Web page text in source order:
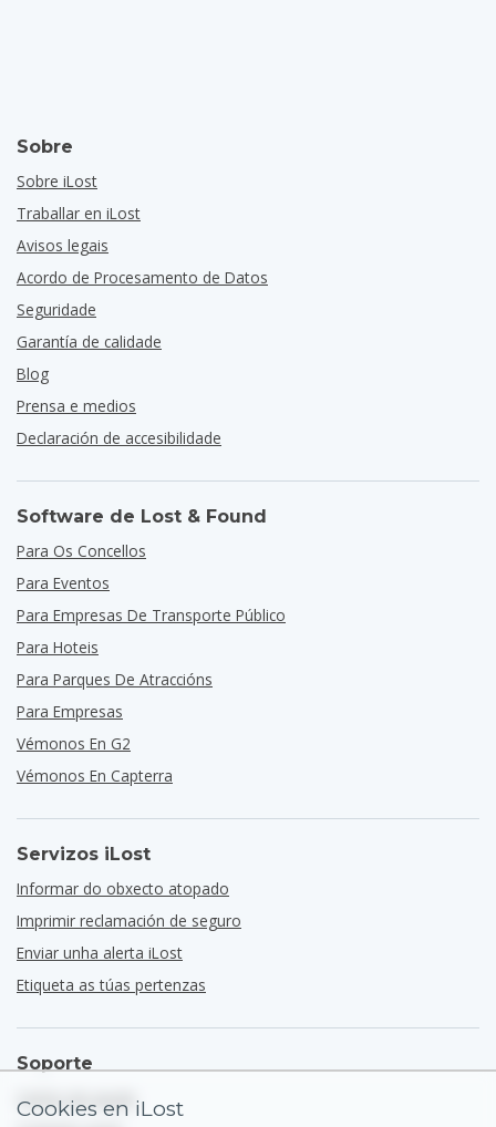
Sobre
Sobre iLost
Traballar en iLost
Avisos legais
Acordo de Procesamento de Datos
Seguridade
Garantía de calidade
Blog
Prensa e medios
Declaración de accesibilidade
Software de Lost & Found
Para Os Concellos
Para Eventos
Para Empresas De Transporte Público
Para Hoteis
Para Parques De Atraccións
Para Empresas
Vémonos En G2
Vémonos En Capterra
Servizos iLost
Informar do obxecto atopado
Imprimir reclamación de seguro
Enviar unha alerta iLost
Etiqueta as túas pertenzas
Soporte
Centro de axuda
Cookies en iLost